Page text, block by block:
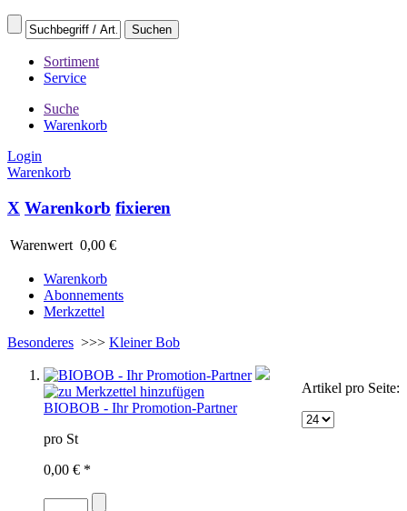
Sortiment
Service
Suche
Warenkorb
Login
Warenkorb
X Warenkorb fixieren
Warenwert 0,00 €
Warenkorb
Abonnements
Merkzettel
Besonderes >>> Kleiner Bob
Artikel pro Seite:
BIOBOB - Ihr Promotion-Partner
pro St
0,00 € *